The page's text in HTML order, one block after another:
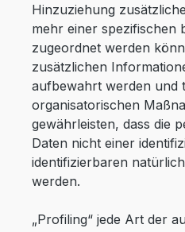
Hinzuziehung
mehr einer spezifischen
zugeordnet werden
zusätzlichen
aufbewahrt werden und
organisatorischen
gewährleisten, dass die
Daten nicht einer
identifizierbaren
werden.
„Profiling“ jede Art der